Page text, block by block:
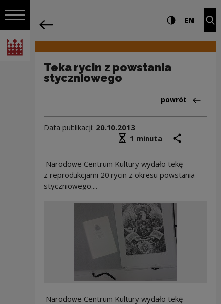
Włącz nawigację
Narodowe Centrum Kultury
Nawigacja Ustawienia i Wysoki
EN
Teka rycin z powstania
styczniowego
Powrót
powrót
Data publikacji: 20.10.2013
Średni czas czytania
1 minuta
Narodowe Centrum Kultury wydało tekę
z reprodukcjami 20 rycin z okresu powstania
styczniowego....
Narodowe Centrum Kultury wydało tekę